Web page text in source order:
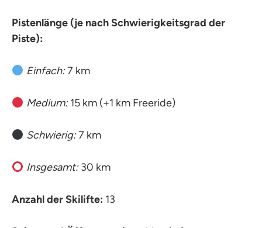
Pistenlänge (je nach Schwierigkeitsgrad der
Piste):
Einfach:7 km
Medium:15 km (+1 km Freeride)
Schwierig:7 km
Insgesamt:30 km
Anzahl der Skilifte: 13